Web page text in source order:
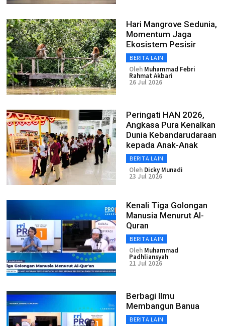
Hari Mangrove Sedunia,
Momentum Jaga
Ekosistem Pesisir
BERITA LAIN
Oleh Muhammad Febri
Rahmat Akbari
26 Jul 2026
Peringati HAN 2026,
Angkasa Pura Kenalkan
Dunia Kebandarudaraan
kepada Anak-Anak
BERITA LAIN
Oleh Dicky Munadi
23 Jul 2026
Kenali Tiga Golongan
Manusia Menurut Al-
Quran
BERITA LAIN
Oleh Muhammad
Padhliansyah
21 Jul 2026
Berbagi Ilmu
Membangun Banua
BERITA LAIN